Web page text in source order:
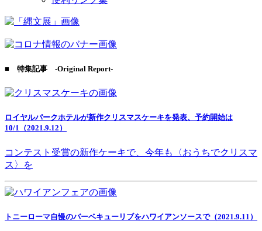
■ 特集記事 -Original Report-
ロイヤルパークホテルが新作クリスマスケーキを発表、予約開始は
10/1（2021.9.12）
コンテスト受賞の新作ケーキで、今年も〈おうちでクリスマ
ス〉を
トニーローマ自慢のバーベキューリブをハワイアンソースで（2021.9.11）